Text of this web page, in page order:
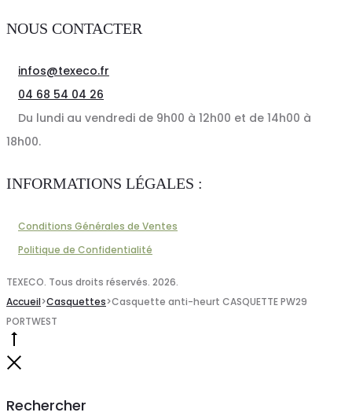
la
produit
NOUS CONTACTER
infos@texeco.fr
04 68 54 04 26
Du lundi au vendredi de 9h00 à 12h00 et de 14h00 à
18h00.
INFORMATIONS LÉGALES :
Conditions Générales de Ventes
Politique de Confidentialité
TEXECO. Tous droits réservés. 2026.
Accueil>Casquettes>Casquette anti-heurt CASQUETTE PW29
PORTWEST
Rechercher